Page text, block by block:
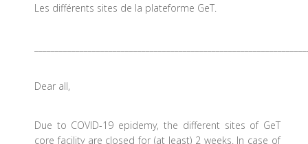
Les différents sites de la plateforme GeT.
Dear all,
Due to COVID-19 epidemy, the different sites of GeT
core facility are closed for (at least) 2 weeks. In case of